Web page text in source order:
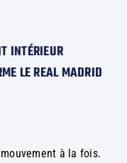
INTÉRIEUR
LE REAL MADRID
à la fois.